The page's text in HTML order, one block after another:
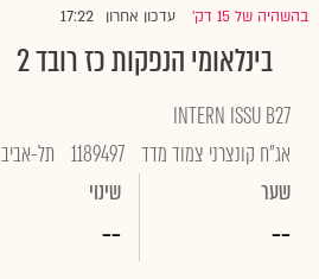
בהשהיה של 15 דק' עדכון אחרון 17:22
בינלאומי הנפקות כז רובד 2
INTERN ISSU B27
אג"ח קונצרני צמוד מדד 1189497 תל-אביב
שער
--
שינוי
--